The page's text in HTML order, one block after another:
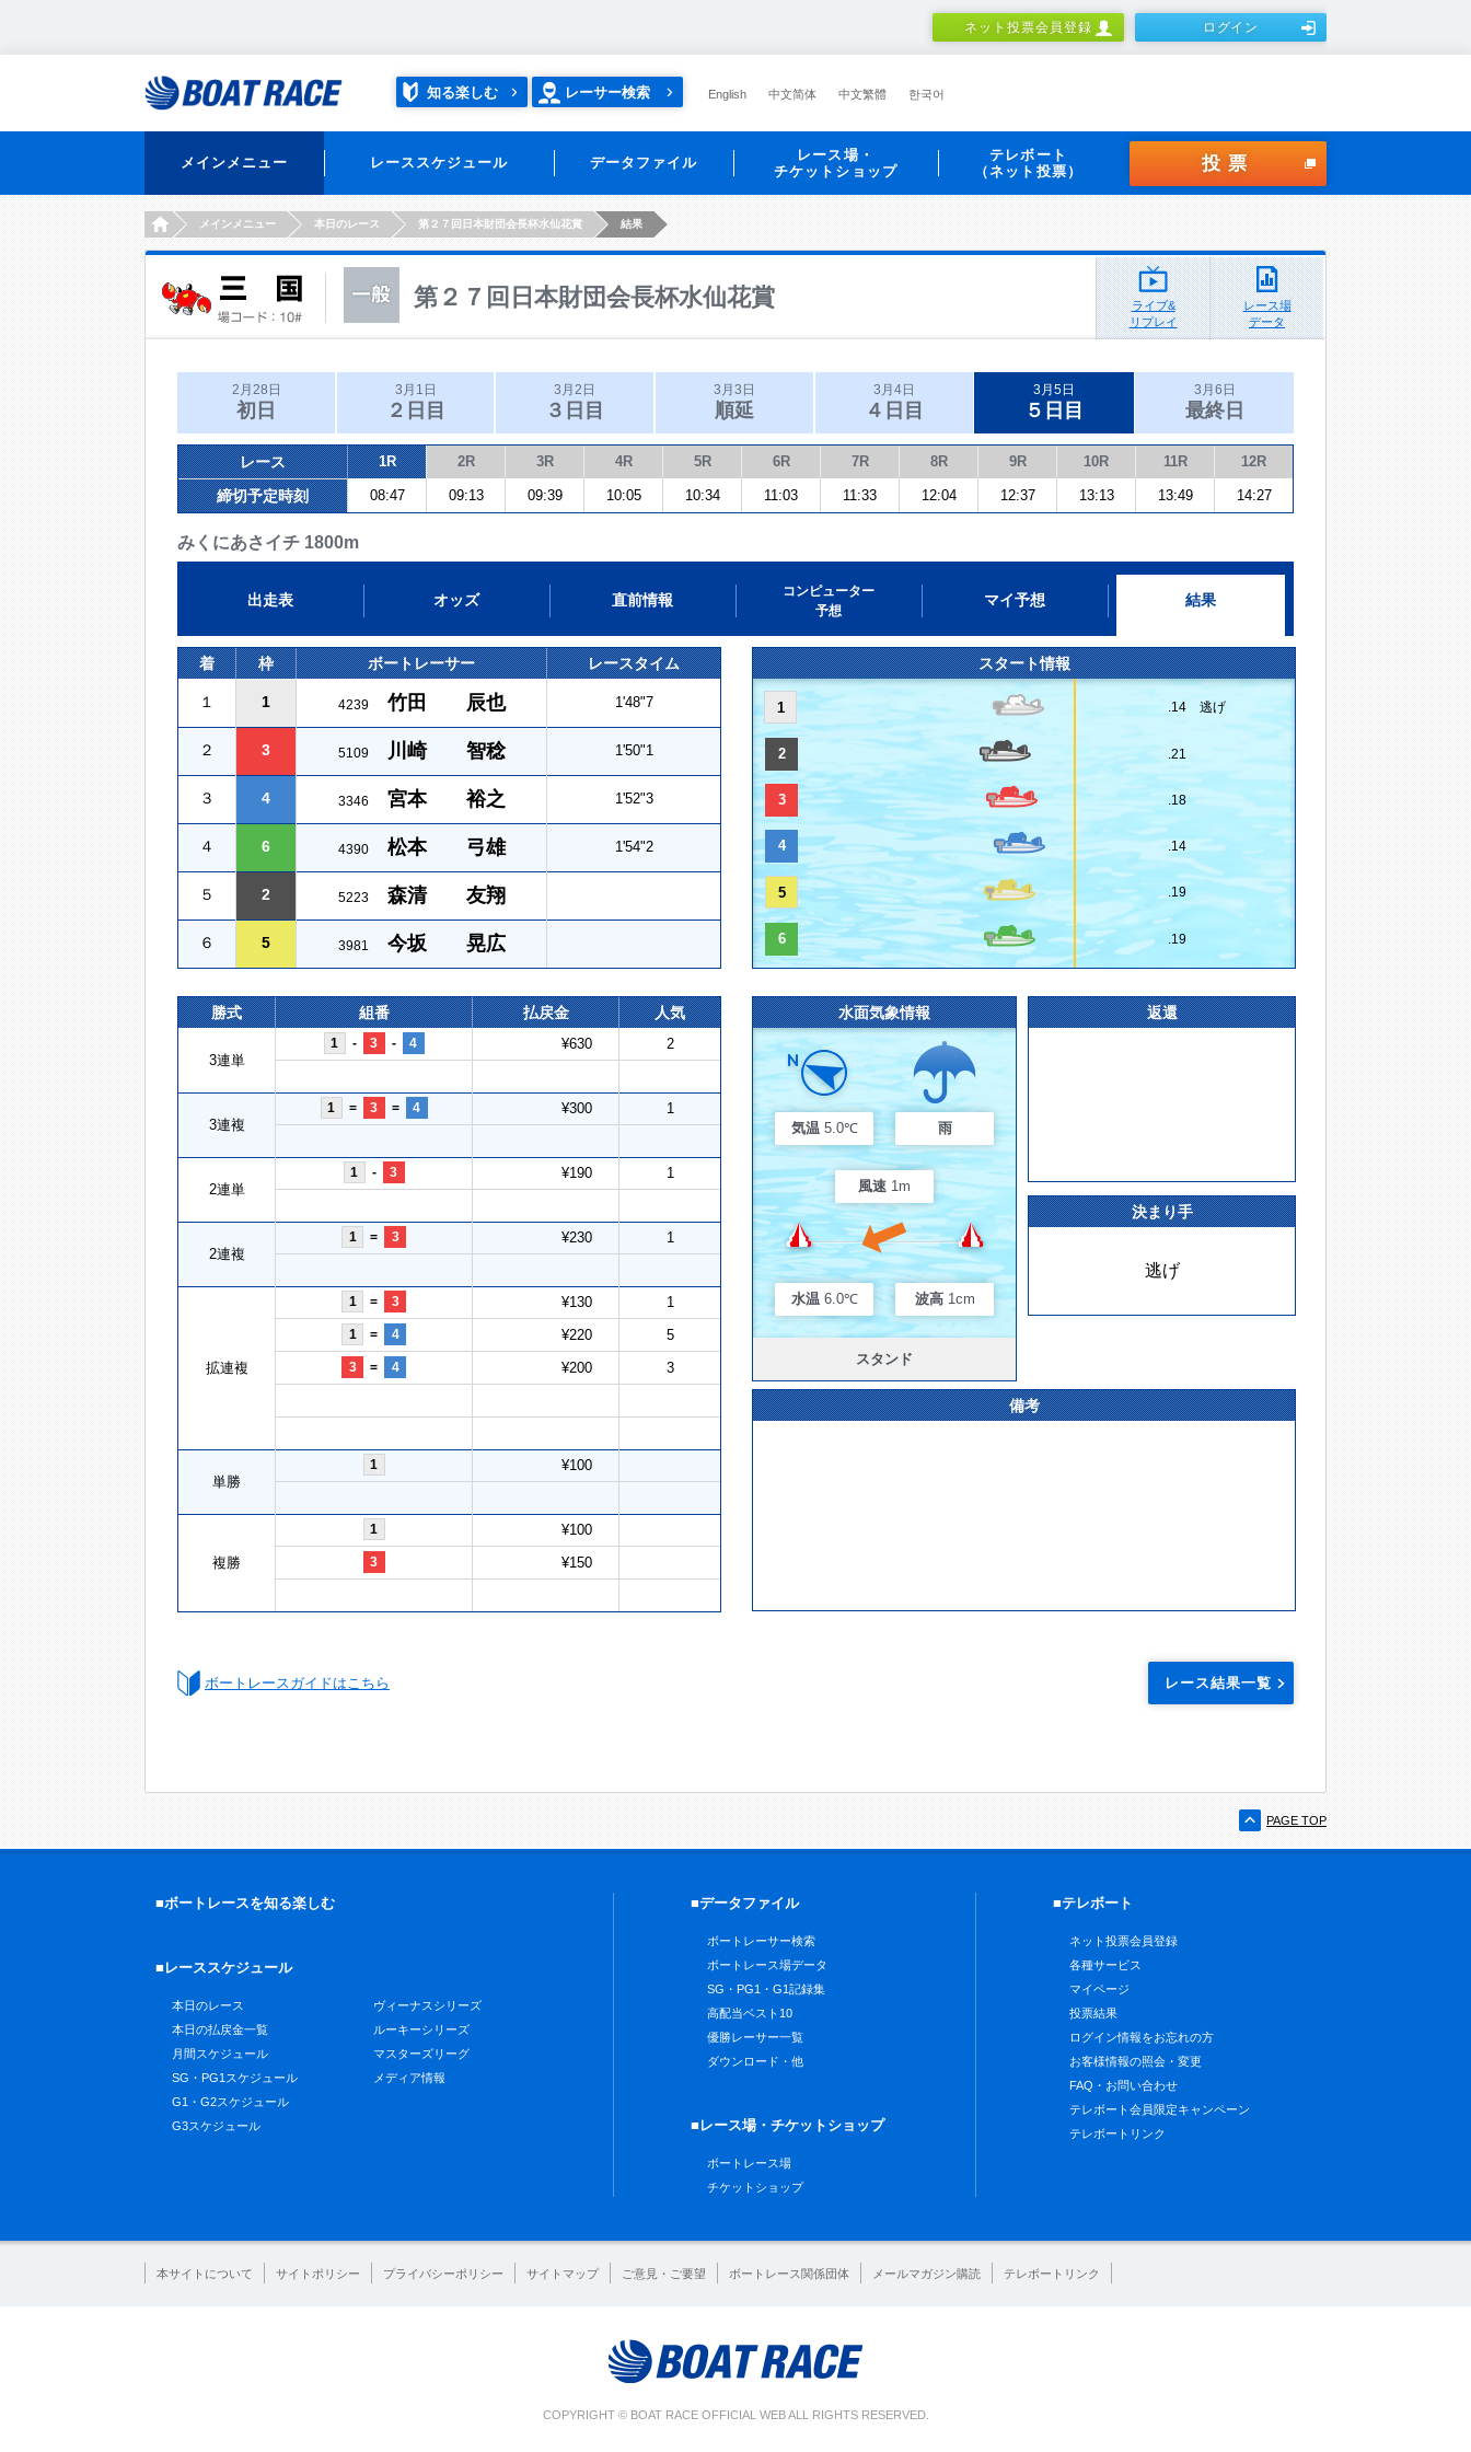
ネット投票会員登録 ログイン
知る楽しむ レーサー検索 English 中文简体 中文繁體 한국어
メインメニュー レーススケジュール データファイル
レース場・
チケットショップ
テレボート
（ネット投票）
投票
HOMEメインメニュー 本日のレース 第２７回日本財団会長杯水仙花賞 結果
第２７回日本財団会長杯水仙花賞
ライブ&
リプレイ
レース場
データ
2月28日
初日
3月1日
２日目
3月2日
３日目
3月3日
順延
3月4日
４日目
3月5日
５日目
3月6日
最終日
レース 1R 2R 3R 4R 5R 6R 7R 8R 9R 10R 11R 12R
締切予定時刻 08:47 09:13 09:39 10:05 10:34 11:03 11:33 12:04 12:37 13:13 13:49 14:27
みくにあさイチ 1800m
出走表 オッズ 直前情報
コンピューター
予想
マイ予想 結果
着 枠 ボートレーサー レースタイム
１ 1 4239 竹田 辰也 1'48"7
２ 3 5109 川崎 智稔 1'50"1
３ 4 3346 宮本 裕之 1'52"3
４ 6 4390 松本 弓雄 1'54"2
５ 2 5223 森清 友翔
６ 5 3981 今坂 晃広
スタート情報
1 .14 逃げ
2 .21
3 .18
4 .14
5 .19
6 .19
勝式 組番 払戻金 人気
3連単
1 - 3 - 4 ¥630 2
3連複
1 = 3 = 4 ¥300 1
2連単
1 - 3 ¥190 1
2連複
1 = 3 ¥230 1
拡連複
1 = 3 ¥130 1
1 = 4 ¥220 5
3 = 4 ¥200 3
単勝
1 ¥100
複勝
1 ¥100
3 ¥150
水面気象情報
気温 5.0℃ 雨
風速 1m
水温 6.0℃ 波高 1cm
スタンド
返還
決まり手
逃げ
備考
ボートレースガイドはこちら レース結果一覧
PAGE TOP
■ボートレースを知る楽しむ
■レーススケジュール
本日のレース
本日の払戻金一覧
月間スケジュール
SG・PG1スケジュール
G1・G2スケジュール
G3スケジュール
ヴィーナスシリーズ
ルーキーシリーズ
マスターズリーグ
メディア情報
■データファイル
ボートレーサー検索
ボートレース場データ
SG・PG1・G1記録集
高配当ベスト10
優勝レーサー一覧
ダウンロード・他
■レース場・チケットショップ
ボートレース場
チケットショップ
■テレボート
ネット投票会員登録
各種サービス
マイページ
投票結果
ログイン情報をお忘れの方
お客様情報の照会・変更
FAQ・お問い合わせ
テレボート会員限定キャンペーン
テレボートリンク
本サイトについて サイトポリシー プライバシーポリシー サイトマップ ご意見・ご要望 ボートレース関係団体 メールマガジン購読 テレボートリンク
COPYRIGHT © BOAT RACE OFFICIAL WEB ALL RIGHTS RESERVED.